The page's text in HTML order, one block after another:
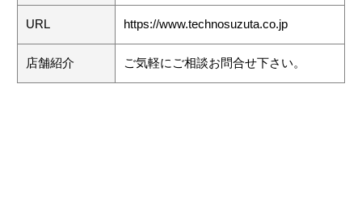
URL https://www.technosuzuta.co.jp
店舗紹介 ご気軽にご相談お問合せ下さい。